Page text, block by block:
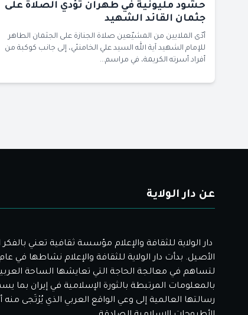
حشود مليونية في طهران تؤدي الصلاة على
جثمان القائد الشهيد
أدّى الملايين من المشيّعين صلاة الجنازة على الجثمان الطاهر
للإمام الشهيد آية الله السيد علي الخامنئي، إلى جانب كوكبة من
أفراد أسرته الكريمة، في مراسم...
عن دار الولاية
دار الولاية للثقافة والإعلام مؤسسة ثقافية تعني بالفكر
لتساهم في معالجة الحاجة التي تعايشها الساحة
بالمعلومات المرتبطة بالثورة الإسلامية في إيران بما
رسالتها العالمية إلى وعي الواقع العربي الذي يُرْتَجى